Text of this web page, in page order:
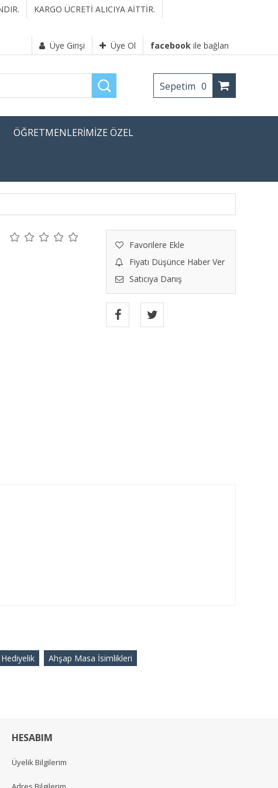
KARGO ÜCRETİ ALICIYA AİTTİR.
Üye Girişi
Üye Ol facebook ile bağlan
Sepetim 0
ÖĞRETMENLERİMİZE ÖZEL
Favorilere Ekle
Fiyatı Düşünce Haber Ver
Satıcıya Danış
Ahşap Masa İsimlikleri
HESABIM
Üyelik Bilgilerim